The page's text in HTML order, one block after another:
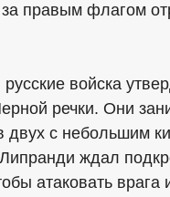
за правым флагом
войска
речки. Они
двух с небольшим
ждал
атаковать врага